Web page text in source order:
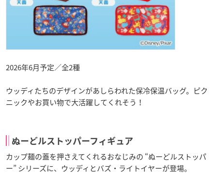
2026年6月予定／全2種
ウッディたちのデザインがあしらわれた保冷保温バッグ。ピク
ニックやお買い物で大活躍してくれそう！
ぬーどルストッパーフィギュア
カップ麺の蓋を押さえてくれるおなじみの “ぬーどルストッパ
ー” シリーズに、ウッディとバズ・ライトイヤーが登場。